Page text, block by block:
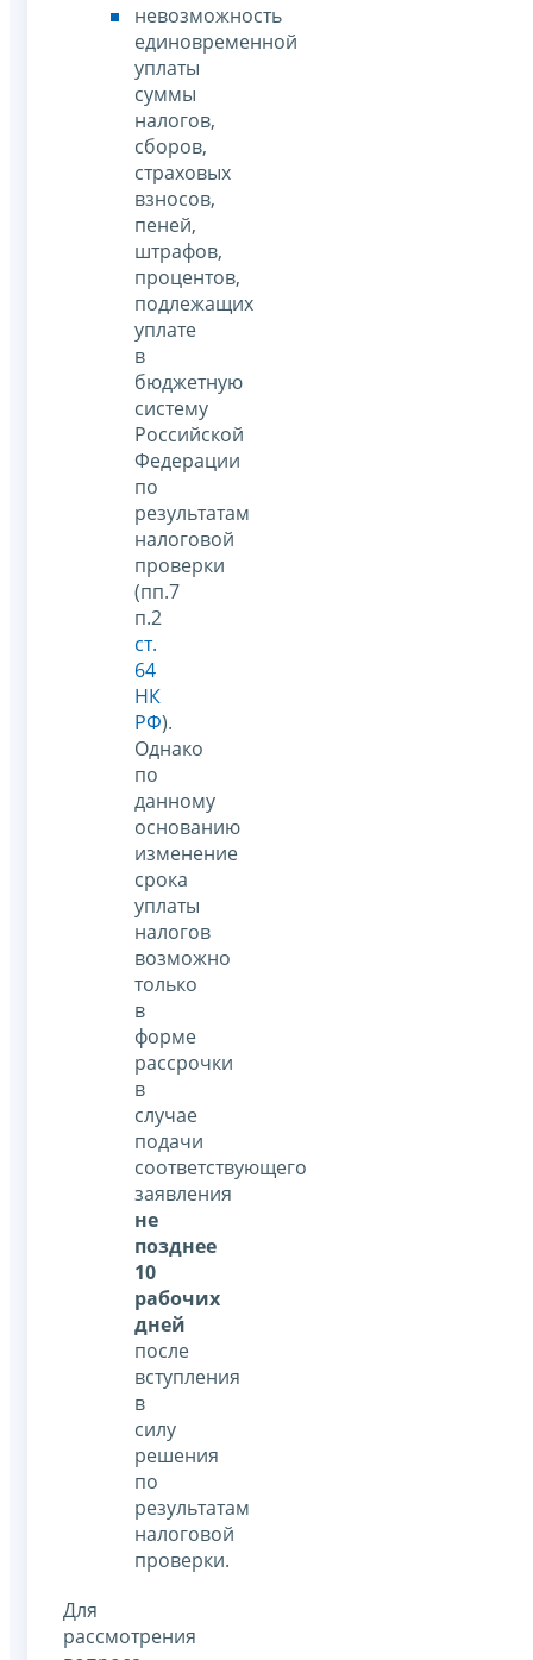
невозможность
единовременной
уплаты
суммы
налогов,
сборов,
страховых
взносов,
пеней,
штрафов,
процентов,
подлежащих
уплате
в
бюджетную
систему
Российской
Федерации
по
результатам
налоговой
проверки
(пп.7
п.2
ст.
64
НК
РФ).
Однако
по
данному
основанию
изменение
срока
уплаты
налогов
возможно
только
в
форме
рассрочки
в
случае
подачи
соответствующего
заявления
не
позднее
10
рабочих
дней
после
вступления
в
силу
решения
по
результатам
налоговой
проверки.
Для
рассмотрения